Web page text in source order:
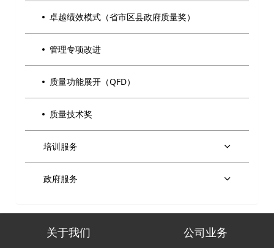
卓越绩效模式（省市区县政府质量奖）
管理专项改进
质量功能展开（QFD）
质量技术奖
培训服务
政府服务
关于我们 公司业务